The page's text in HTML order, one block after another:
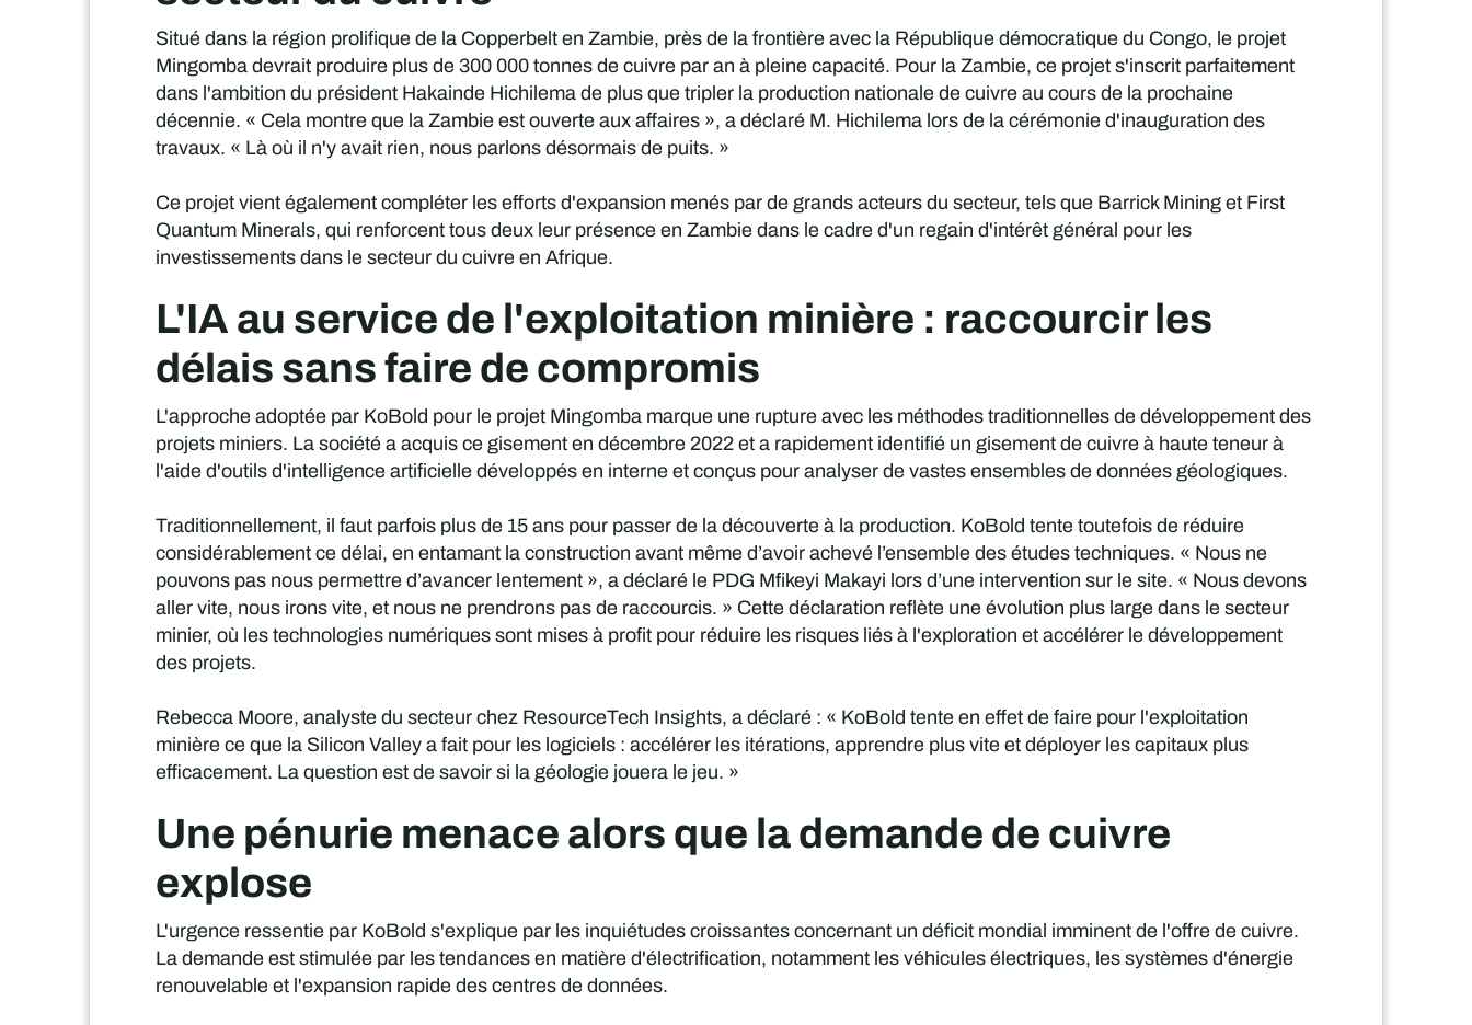
Situé dans la région prolifique de la Copperbelt en Zambie, près de la frontière avec la République démocratique du Congo, le projet
Mingomba devrait produire plus de 300 000 tonnes de cuivre par an à pleine capacité. Pour la Zambie, ce projet s'inscrit parfaitement
dans l'ambition du président Hakainde Hichilema de plus que tripler la production nationale de cuivre au cours de la prochaine
décennie. « Cela montre que la Zambie est ouverte aux affaires », a déclaré M. Hichilema lors de la cérémonie d'inauguration des
travaux. « Là où il n'y avait rien, nous parlons désormais de puits. »
Ce projet vient également compléter les efforts d'expansion menés par de grands acteurs du secteur, tels que Barrick Mining et First
Quantum Minerals, qui renforcent tous deux leur présence en Zambie dans le cadre d'un regain d'intérêt général pour les
investissements dans le secteur du cuivre en Afrique.
L'IA au service de l'exploitation minière : raccourcir les
délais sans faire de compromis
L'approche adoptée par KoBold pour le projet Mingomba marque une rupture avec les méthodes traditionnelles de développement des
projets miniers. La société a acquis ce gisement en décembre 2022 et a rapidement identifié un gisement de cuivre à haute teneur à
l'aide d'outils d'intelligence artificielle développés en interne et conçus pour analyser de vastes ensembles de données géologiques.
Traditionnellement, il faut parfois plus de 15 ans pour passer de la découverte à la production. KoBold tente toutefois de réduire
considérablement ce délai, en entamant la construction avant même d’avoir achevé l’ensemble des études techniques. « Nous ne
pouvons pas nous permettre d’avancer lentement », a déclaré le PDG Mfikeyi Makayi lors d’une intervention sur le site. « Nous devons
aller vite, nous irons vite, et nous ne prendrons pas de raccourcis. » Cette déclaration reflète une évolution plus large dans le secteur
minier, où les technologies numériques sont mises à profit pour réduire les risques liés à l'exploration et accélérer le développement
des projets.
Rebecca Moore, analyste du secteur chez ResourceTech Insights, a déclaré : « KoBold tente en effet de faire pour l'exploitation
minière ce que la Silicon Valley a fait pour les logiciels : accélérer les itérations, apprendre plus vite et déployer les capitaux plus
efficacement. La question est de savoir si la géologie jouera le jeu. »
Une pénurie menace alors que la demande de cuivre
explose
L'urgence ressentie par KoBold s'explique par les inquiétudes croissantes concernant un déficit mondial imminent de l'offre de cuivre.
La demande est stimulée par les tendances en matière d'électrification, notamment les véhicules électriques, les systèmes d'énergie
renouvelable et l'expansion rapide des centres de données.